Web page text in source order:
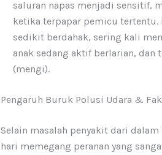
saluran napas menjadi sensitif,
ketika terpapar pemicu tertentu.
sedikit berdahak, sering kali
anak sedang aktif berlarian, dan
(mengi).
Pengaruh Buruk Polusi Udara &
Selain masalah penyakit dari
hari memegang peranan yang